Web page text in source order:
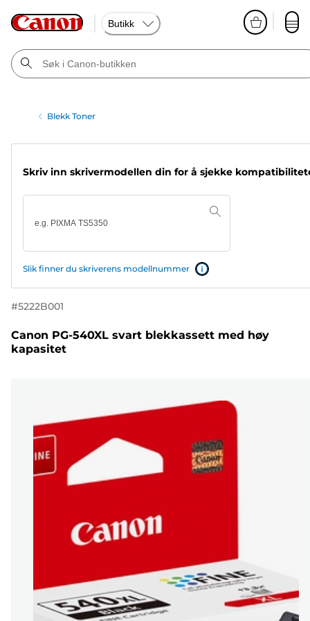
Butikk
Blekk Toner
Skriv inn skrivermodellen din for å sjekke
Slik finner du skriverens modellnummer
#5222B001
Canon PG-540XL svart blekkassett med høy
kapasitet